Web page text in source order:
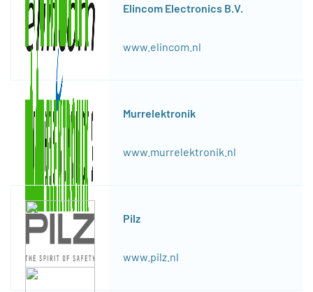
Elincom Electronics B.V.
www.elincom.nl
Murrelektronik
www.murrelektronik.nl
Pilz
www.pilz.nl